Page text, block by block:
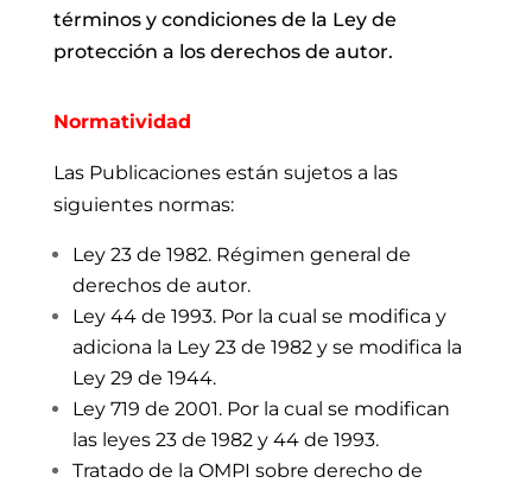
términos y condiciones de la Ley de
protección a los derechos de autor.
Normatividad
Las Publicaciones están sujetos a las
siguientes normas:
Ley 23 de 1982. Régimen general de
derechos de autor.
Ley 44 de 1993. Por la cual se modifica y
adiciona la Ley 23 de 1982 y se modifica la
Ley 29 de 1944.
Ley 719 de 2001. Por la cual se modifican
las leyes 23 de 1982 y 44 de 1993.
Tratado de la OMPI sobre derecho de